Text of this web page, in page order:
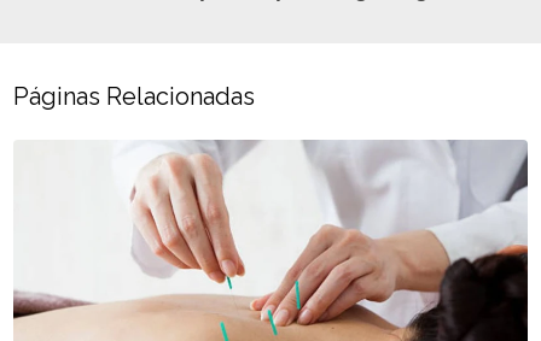
Páginas Relacionadas